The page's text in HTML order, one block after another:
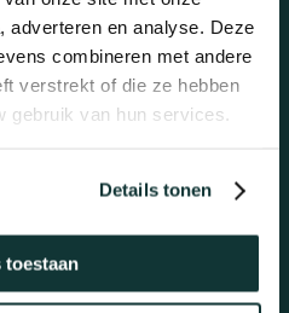
adverteren en analyse. Deze
combineren met andere
verstrekt of die ze hebben
gebruik van hun services.
Details tonen
toestaan